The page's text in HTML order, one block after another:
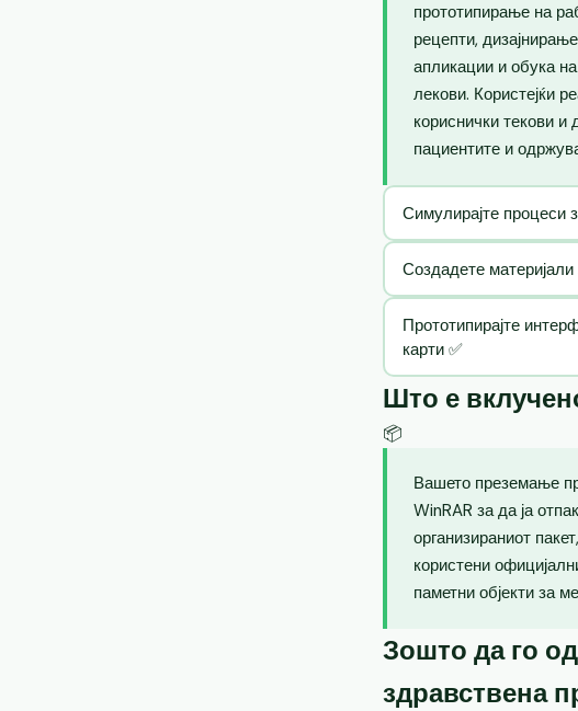
прототипирање на
рецепти,
апликации и обука
лекови. Користејќи
кориснички текови и
пациентите и
Симулирајте процеси
Создадете
Прототипирајте
карти ✅
Што е
📦
Вашето преземање
WinRAR за да ја
организираниот
користени
паметни објекти за
Зошто да го
здравствена